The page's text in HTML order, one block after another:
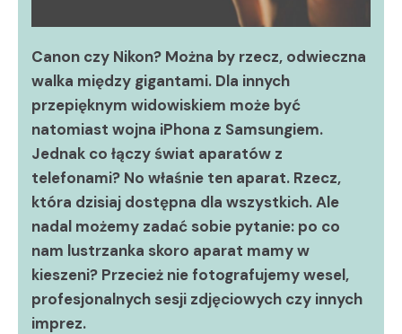
Canon czy Nikon? Można by rzecz, odwieczna
walka między gigantami. Dla innych
przepięknym widowiskiem może być
natomiast wojna iPhona z Samsungiem.
Jednak co łączy świat aparatów z
telefonami? No właśnie ten aparat. Rzecz,
która dzisiaj dostępna dla wszystkich. Ale
nadal możemy zadać sobie pytanie: po co
nam lustrzanka skoro aparat mamy w
kieszeni? Przecież nie fotografujemy wesel,
profesjonalnych sesji zdjęciowych czy innych
imprez.